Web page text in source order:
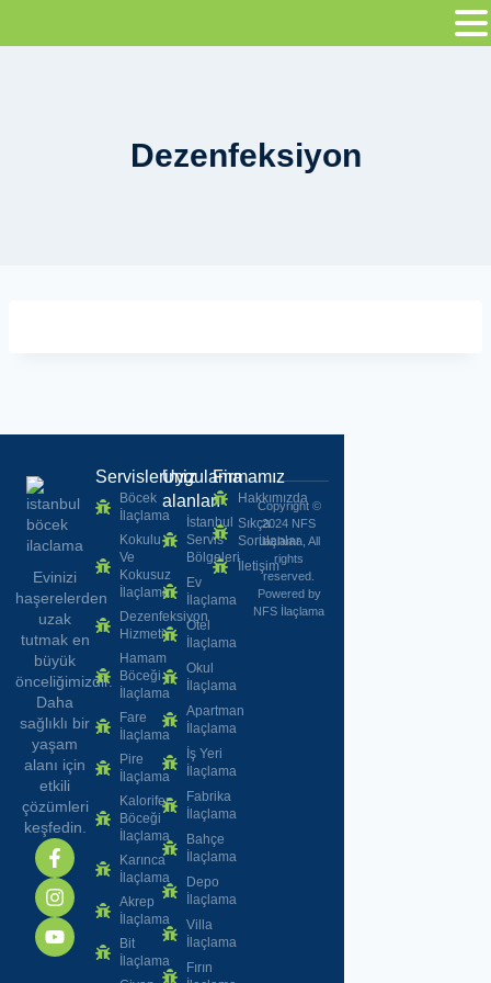
Dezenfeksiyon
Evinizi
haşerelerden
uzak
tutmak en
büyük
önceliğimizdir.
Daha
sağlıklı bir
yaşam
alanı için
etkili
çözümleri
keşfedin.
Servislerimiz
Böcek
İlaçlama
Kokulu
Ve
Kokusuz
İlaçlama
Dezenfeksiyon
Hizmeti
Hamam
Böceği
İlaçlama
Fare
İlaçlama
Pire
İlaçlama
Kalorifer
Böceği
İlaçlama
Karınca
İlaçlama
Akrep
İlaçlama
Bit
İlaçlama
Uygulama
alanları
İstanbul
Servis
Bölgeleri
Ev
İlaçlama
Otel
İlaçlama
Okul
İlaçlama
Apartman
İlaçlama
İş Yeri
İlaçlama
Fabrika
İlaçlama
Bahçe
İlaçlama
Depo
İlaçlama
Villa
İlaçlama
Fırın
Firmamız
Hakkımızda
Sıkça
Sorulanlar
İletişim
Copyright ©
2024 NFS
İlaçlama, All
rights
reserved.
Powered by
NFS İlaçlama